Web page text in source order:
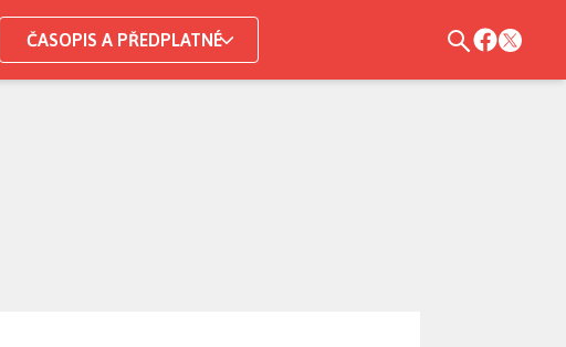
ČASOPIS A PŘEDPLATNÉ